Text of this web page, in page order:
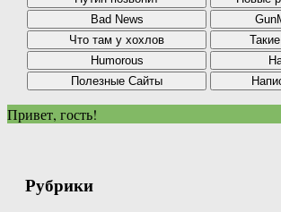
Привет, гость!
Рубрики